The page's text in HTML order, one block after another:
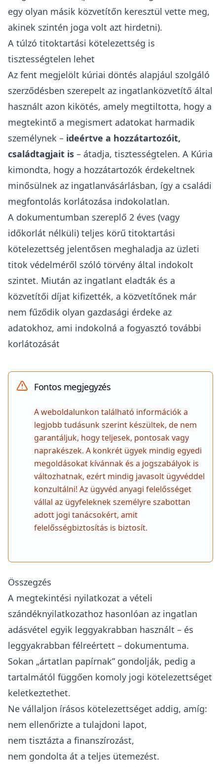
elérhetőségeit, stb.
A közvetítő megkerülésére vonatkozó
próbálkozások
Valójában ennek kikerülésére szolgál mind a
megtekintési, mind a vételi
szándéknyilatkozat.A Kúria Pfv.I.20.433/2024/4.
sz.döntése foglalkozik a fenti kérdéskörrel. A
blanketta szerint, ha a megtekintő az irodát
megkerülve (akár harmadik személyen keresztül)
vette meg az ingatlant, az irányár 2%-ának
megfelelő kötbért kellett volna fizetnie.
A Kúria szerint ez a kötbérkikötés olyan
esetekben is fizetésre kötelezte a fogyasztót,
amikor a kötelezettségszegésnek semmilyen
szerepe nem volt az iroda tényleges
megkerülésében (például ha az ingatlant később
egy olyan másik közvetítőn keresztül vette meg,
akinek szintén joga volt azt hirdetni).
A túlzó titoktartási kötelezettség is
tisztességtelen lehet
Az fent megjelölt kúriai döntés alapjául szolgáló
szerződésben szerepelt az ingatlanközvetítő által
megtekintő a megismert adatokat harmadik
személynek –ideértve a hozzátartozóit,
családtagjait is– átadja, tisztességtelen. A Kúria
kimondta, hogy a hozzátartozók érdekeltnek
minősülnek az ingatlanvásárlásban, így a családi
megfontolás korlátozása indokolatlan.
A dokumentumban szereplő 2 éves (vagy
időkorlát nélküli) teljes körű titoktartási
kötelezettség jelentősen meghaladja azüzleti
titok védelméről szóló törvény
szintet. Miután az ingatlant eladták és a
nem fűződik olyan gazdasági érdeke az
adatokhoz, ami indokolná a fogyasztó további
korlátozását
Fontos megjegyzés
A weboldalunkon található információk a
legjobb tudásunk szerint készültek, de nem
garantáljuk, hogy teljesek, pontosak vagy
naprakészek. A konkrét ügyek mindig egyedi
megoldásokat kívánnak és a jogszabályok is
változhatnak, ezért mindig javasolt ügyvéddel
konzultálni! Az ügyvéd anyagi felelősséget
vállal az ügyfeleknek személyre szabottan